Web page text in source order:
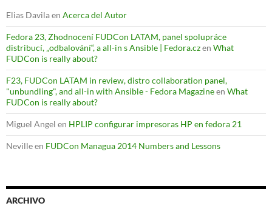
Elias Davilaen Acerca del Autor
Fedora 23, Zhodnocení FUDCon LATAM, panel spolupráce
distribucí, „odbalování“, a all-in s Ansible | Fedora.czen What
FUDCon is really about?
F23, FUDCon LATAM in review, distro collaboration panel,
"unbundling", and all-in with Ansible - Fedora Magazineen What
FUDCon is really about?
Miguel Angel en HPLIP configurar impresoras HP en fedora 21
Nevilleen FUDCon Managua 2014 Numbers and Lessons
ARCHIVO